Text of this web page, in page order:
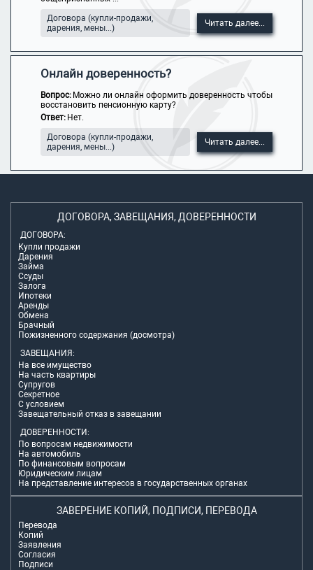
Договора (купли-продажи,
дарения, мены...)
Читать далее...
Онлайн доверенность?
Вопрос: Можно ли онлайн оформить доверенность чтобы
восстановить пенсионную карту?
Ответ: Нет.
Договора (купли-продажи,
дарения, мены...)
Читать далее...
ДОГОВОРА, ЗАВЕЩАНИЯ, ДОВЕРЕННОСТИ
ДОГОВОРА:
Купли продажи
Дарения
Займа
Ссуды
Залога
Ипотеки
Аренды
Обмена
Брачный
Пожизненного содержания (досмотра)
ЗАВЕЩАНИЯ:
На все имущество
На часть квартиры
Супругов
Секретное
С условием
Завещательный отказ в завещании
ДОВЕРЕННОСТИ:
По вопросам недвижимости
На автомобиль
По финансовым вопросам
Юридическим лицам
На представление интересов в государственных органах
ЗАВЕРЕНИЕ КОПИЙ, ПОДПИСИ, ПЕРЕВОДА
Перевода
Копий
Заявления
Согласия
Подписи